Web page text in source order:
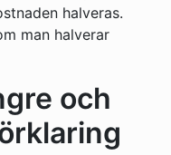
halveras.
man halverar
och